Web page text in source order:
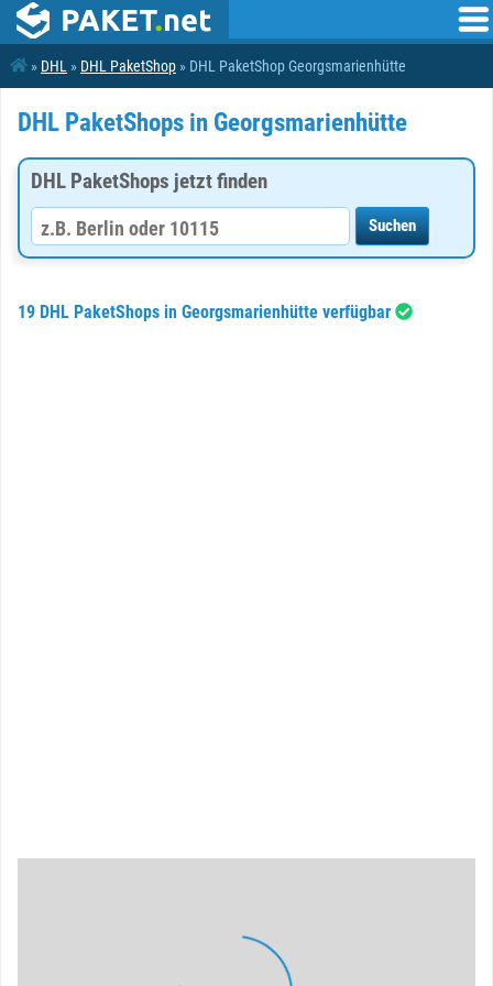
» DHL » DHL PaketShop » DHL PaketShop Georgsmarienhütte
DHL PaketShops in Georgsmarienhütte
DHL PaketShops jetzt finden
19 DHL PaketShops in Georgsmarienhütte verfügbar